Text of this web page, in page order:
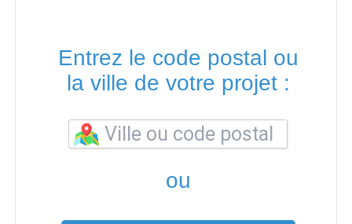
Entrez le code postal ou
la ville de votre projet :
ou